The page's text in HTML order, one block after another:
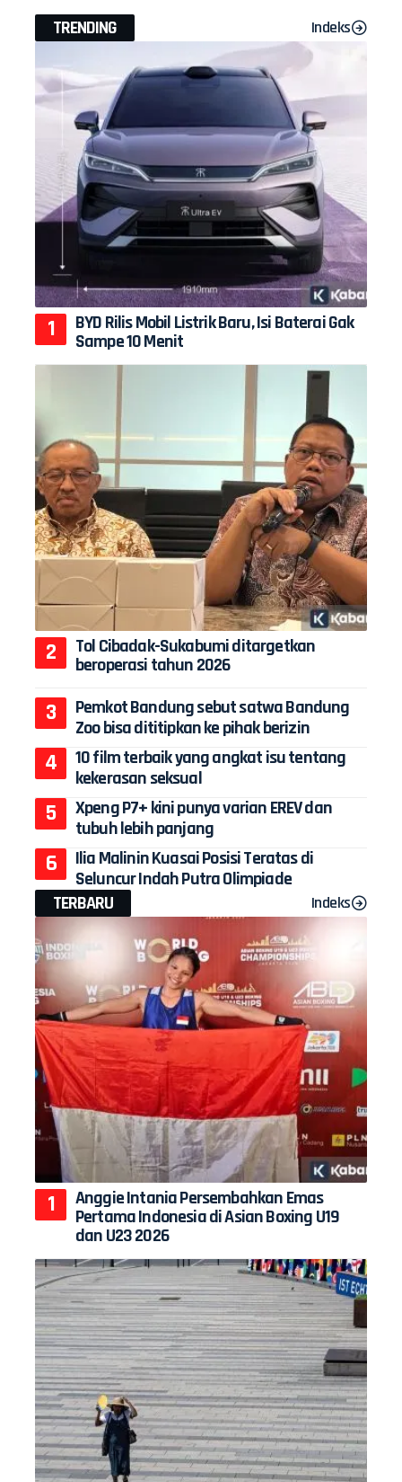
TRENDING Indeks
BYD Rilis Mobil Listrik Baru, Isi Baterai Gak
Sampe 10 Menit
Tol Cibadak-Sukabumi ditargetkan
beroperasi tahun 2026
Pemkot Bandung sebut satwa Bandung
Zoo bisa dititipkan ke pihak berizin
10 film terbaik yang angkat isu tentang
kekerasan seksual
Xpeng P7+ kini punya varian EREV dan
tubuh lebih panjang
Ilia Malinin Kuasai Posisi Teratas di
Seluncur Indah Putra Olimpiade
TERBARU
Indeks
Anggie Intania Persembahkan Emas
Pertama Indonesia di Asian Boxing U19
dan U23 2026